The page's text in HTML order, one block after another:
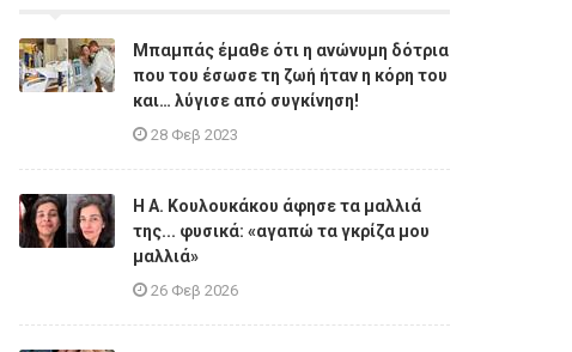
Μπαμπάς έμαθε ότι η ανώνυμη δότρια
που του έσωσε τη ζωή ήταν η κόρη του
και… λύγισε από συγκίνηση!
28 Φεβ 2023
Η A. Κουλουκάκου άφησε τα μαλλιά
της... φυσικά: «αγαπώ τα γκρίζα μου
μαλλιά»
26 Φεβ 2026